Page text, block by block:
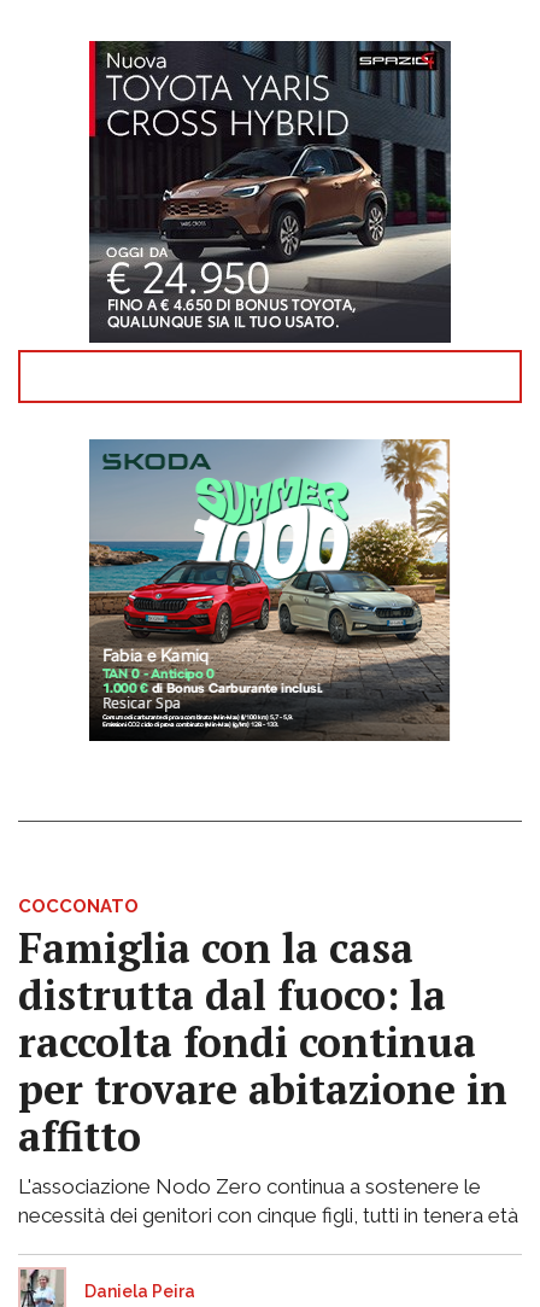
COCCONATO
Famiglia con la casa
distrutta dal fuoco: la
raccolta fondi continua
per trovare abitazione in
affitto
L'associazione Nodo Zero continua a sostenere le
necessità dei genitori con cinque figli, tutti in tenera età
Daniela Peira